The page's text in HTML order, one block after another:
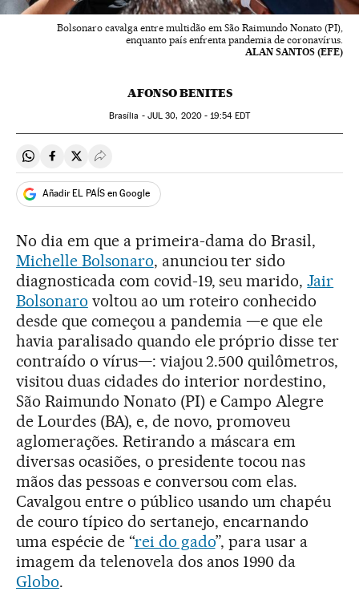
Bolsonaro cavalga entre multidão em São Raimundo Nonato (PI),
enquanto país enfrenta pandemia de coronavírus.
ALAN SANTOS (EFE)
AFONSO BENITES
Brasília - JUL 30, 2020 - 19:54EDT
Compartir en Whatsapp
Compartir en Facebook
Compartir en Twitter
Desplegar Redes Sociales
Añadir EL PAÍS en Google
No dia em que a primeira-dama do Brasil,
Michelle Bolsonaro, anunciou ter sido
diagnosticada com covid-19, seu marido,Jair
Bolsonaro voltou ao um roteiro conhecido
desde que começou a pandemia —e que ele
havia paralisado quando ele próprio disse ter
contraído o vírus—: viajou 2.500 quilômetros,
visitou duas cidades do interior nordestino,
São Raimundo Nonato (PI) e Campo Alegre
de Lourdes (BA), e, de novo, promoveu
aglomerações. Retirando a máscara em
diversas ocasiões, o presidente tocou nas
mãos das pessoas e conversou com elas.
Cavalgou entre o público usando um chapéu
de couro típico do sertanejo, encarnando
uma espécie de “rei do gado”, para usar a
imagem da telenovela dos anos 1990 da
Globo.